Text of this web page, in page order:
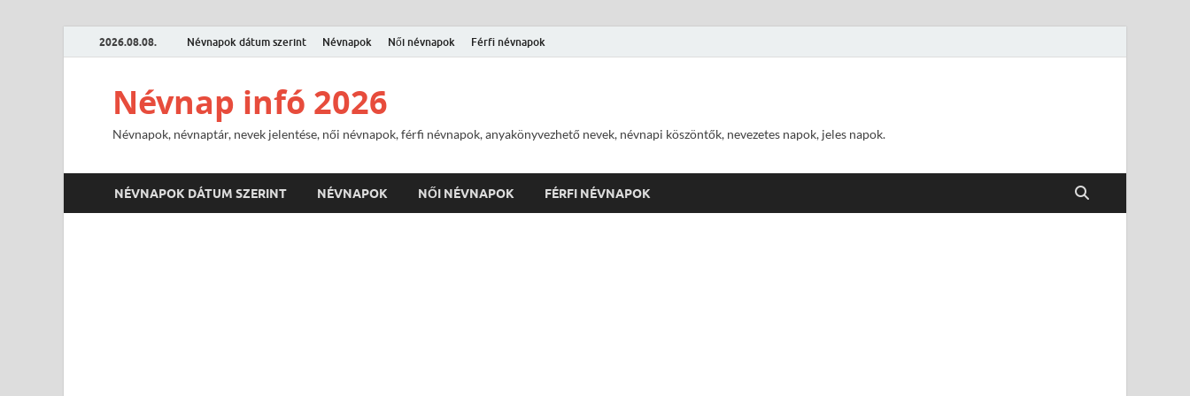
2026.08.08. Névnapok dátum szerint Névnapok Női névnapok Férfi névnapok
Névnap infó 2026
Névnapok, névnaptár, nevek jelentése, női névnapok, férfi névnapok, anyakönyvezhető nevek, névnapi köszöntők, nevezetes napok, jeles napok.
NÉVNAPOK DÁTUM SZERINT NÉVNAPOK NŐI NÉVNAPOK FÉRFI NÉVNAPOK